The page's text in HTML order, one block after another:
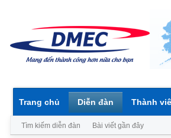
Trang chủ Diễn đàn
Tìm kiếm diễn đàn Bài viết gần đây
Thành